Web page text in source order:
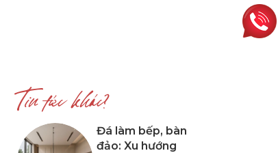
Tin tức khác?
Đá làm bếp, bàn
đảo: Xu hướng